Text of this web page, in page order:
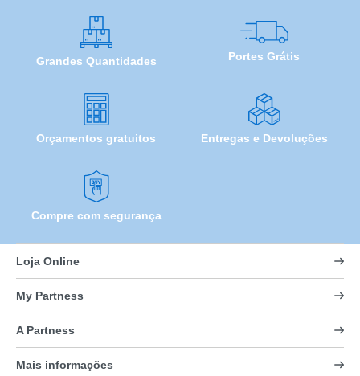
Grandes Quantidades Portes Grátis
Orçamentos gratuitos Entregas e Devoluções
Compre com segurança
Loja Online
My Partness
A Partness
Mais informações